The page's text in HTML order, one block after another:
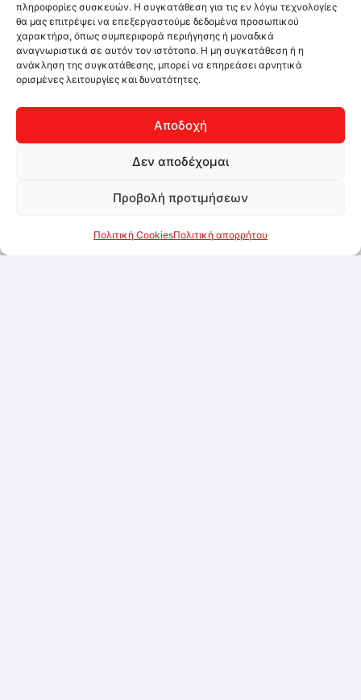
πληροφορίες συσκευών. Η συγκατάθεση για τις εν λόγω τεχνολογίες
θα μας επιτρέψει να επεξεργαστούμε δεδομένα προσωπικού
χαρακτήρα, όπως συμπεριφορά περιήγησης ή μοναδικά
αναγνωριστικά σε αυτόν τον ιστότοπο. Η μη συγκατάθεση ή η
ανάκληση της συγκατάθεσης, μπορεί να επηρεάσει αρνητικά
ορισμένες λειτουργίες και δυνατότητες.
Αποδοχή
Δεν αποδέχομαι
Προβολή προτιμήσεων
Πολιτική CookiesΠολιτική απορρήτου